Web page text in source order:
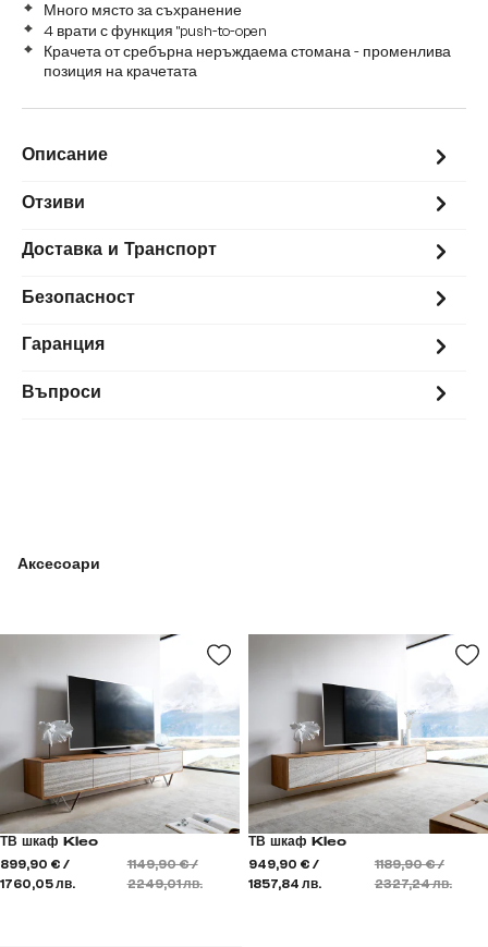
Много място за съхранение
4 врати с функция "push-to-open
Крачета от сребърна неръждаема стомана - променлива
позиция на крачетата
Описание
Отзиви
Доставка и Транспорт
Безопасност
Гаранция
Въпроси
Аксесоари
ТВ шкаф Kleo
899,90 € /
1760,05 лв.
1149,90 € /
2249,01 лв.
ТВ шкаф Kleo
949,90 € /
1857,84 лв.
1189,90 € /
2327,24 лв.